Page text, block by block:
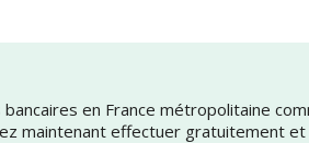
en France métropolitaine
maintenant effectuer gratuitement